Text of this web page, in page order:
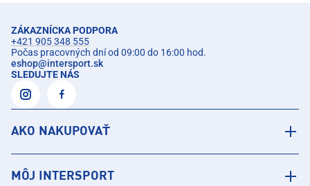
ZÁKAZNÍCKA PODPORA
+421 905 348 555
Počas pracovných dní od 09:00 do 16:00 hod.
eshop@intersport.sk
SLEDUJTE NÁS
AKO NAKUPOVAŤ
MÔJ INTERSPORT